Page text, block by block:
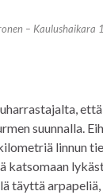
–
suunnalla.
linnun
katsomaan
täyttä